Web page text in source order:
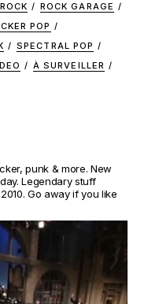
ROCK GARAGE
POP
SPECTRAL POP
À SURVEILLER
punk & more. New
Legendary stuff
Go away if you like